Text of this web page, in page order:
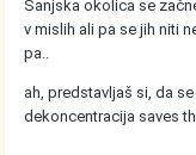
Sanjska okolica se
v mislih ali pa se jih niti
pa..
ah, predstavljaš si, da
dekoncentracija saves